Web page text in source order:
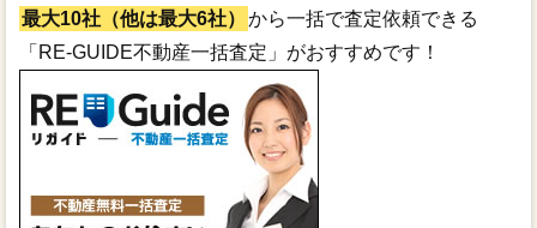
最大10社（他は最大6社）
から一括で査定依頼できる
「RE-GUIDE不動産一括査定」がおすすめです！